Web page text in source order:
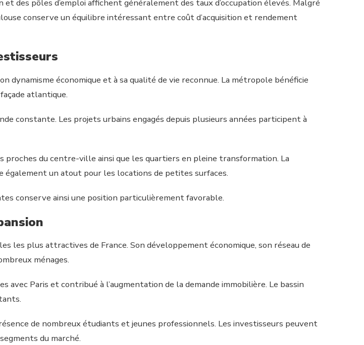
des pôles d’emploi affichent généralement des taux d’occupation élevés. Malgré
conserve un équilibre intéressant entre coût d’acquisition et rendement
dynamisme économique et à sa qualité de vie reconnue. La métropole bénéficie
atlantique.
constante. Les projets urbains engagés depuis plusieurs années participent à
du centre-ville ainsi que les quartiers en pleine transformation. La
un atout pour les locations de petites surfaces.
conserve ainsi une position particulièrement favorable.
les plus attractives de France. Son développement économique, son réseau de
ménages.
avec Paris et contribué à l’augmentation de la demande immobilière. Le bassin
de nombreux étudiants et jeunes professionnels. Les investisseurs peuvent
du marché.